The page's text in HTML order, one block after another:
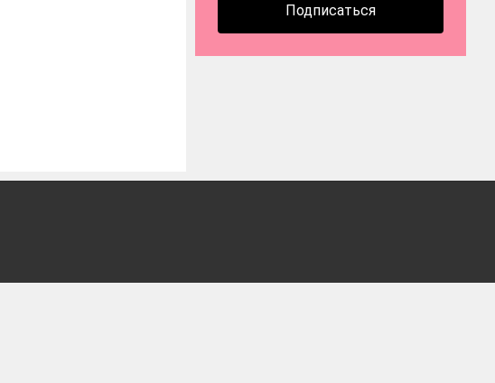
Подписаться